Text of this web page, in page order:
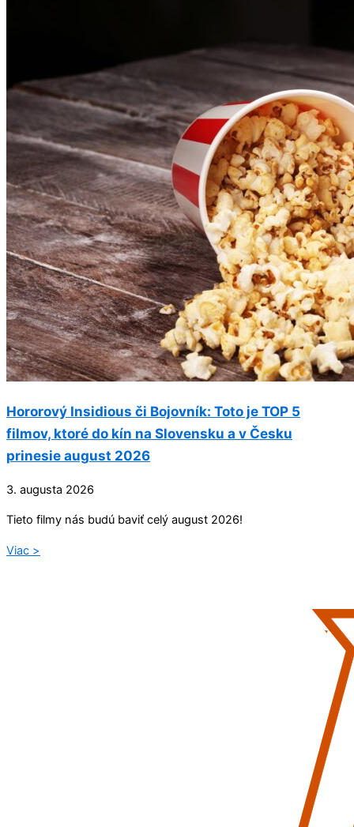
Hororový Insidious či Bojovník: Toto je TOP 5
filmov, ktoré do kín na Slovensku a v Česku
prinesie august 2026
3. augusta 2026
Tieto filmy nás budú baviť celý august 2026!
Viac >